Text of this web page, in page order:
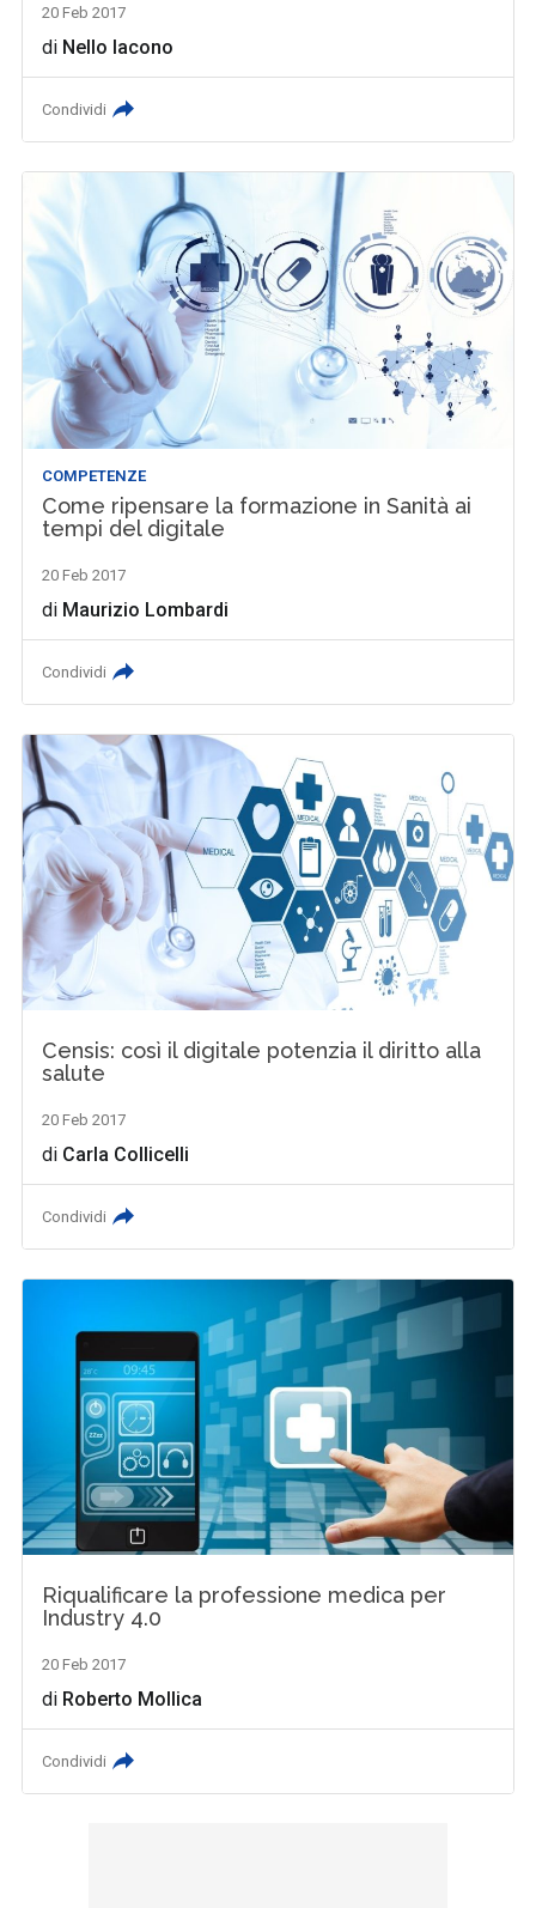
20 Feb 2017
di Nello Iacono
Condividi
COMPETENZE
Come ripensare la formazione in Sanità ai
tempi del digitale
20 Feb 2017
di Maurizio Lombardi
Condividi
Censis: così il digitale potenzia il diritto alla
salute
20 Feb 2017
di Carla Collicelli
Condividi
Riqualificare la professione medica per
Industry 4.0
20 Feb 2017
di Roberto Mollica
Condividi